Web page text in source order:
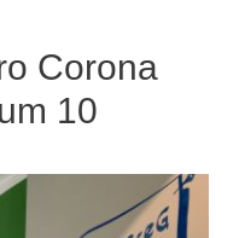
Corona
10